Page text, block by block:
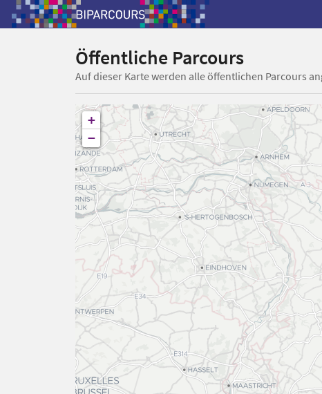
Öffentliche Parcours
Auf dieser Karte werden alle öffentlichen Parcours
+
−